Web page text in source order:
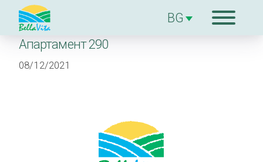
За комплекcа
Апартамент 290
08/12/2021